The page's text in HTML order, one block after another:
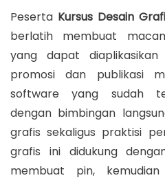
Peserta Kursus Desain
berlatih membuat
yang dapat
promosi dan publikasi
software yang sudah
dengan bimbingan
grafis sekaligus praktisi
grafis ini didukung
membuat pin,